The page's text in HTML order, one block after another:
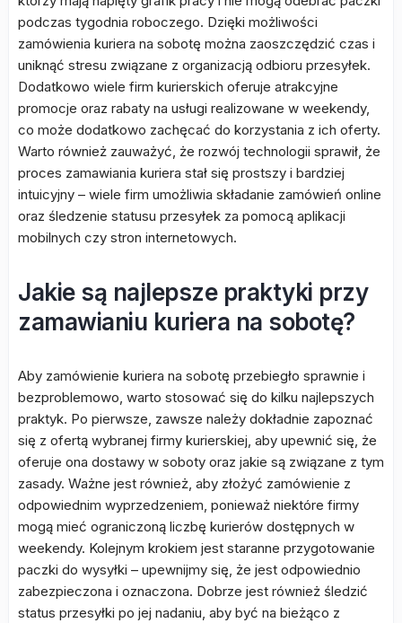
podczas tygodnia roboczego. Dzięki możliwości
zamówienia kuriera na sobotę można zaoszczędzić czas i
uniknąć stresu związane z organizacją odbioru przesyłek.
Dodatkowo wiele firm kurierskich oferuje atrakcyjne
promocje oraz rabaty na usługi realizowane w weekendy,
co może dodatkowo zachęcać do korzystania z ich oferty.
Warto również zauważyć, że rozwój technologii sprawił, że
proces zamawiania kuriera stał się prostszy i bardziej
intuicyjny – wiele firm umożliwia składanie zamówień online
oraz śledzenie statusu przesyłek za pomocą aplikacji
mobilnych czy stron internetowych.
Jakie są najlepsze praktyki przy
zamawianiu kuriera na sobotę?
Aby zamówienie kuriera na sobotę przebiegło sprawnie i
bezproblemowo, warto stosować się do kilku najlepszych
praktyk. Po pierwsze, zawsze należy dokładnie zapoznać
się z ofertą wybranej firmy kurierskiej, aby upewnić się, że
oferuje ona dostawy w soboty oraz jakie są związane z tym
zasady. Ważne jest również, aby złożyć zamówienie z
odpowiednim wyprzedzeniem, ponieważ niektóre firmy
mogą mieć ograniczoną liczbę kurierów dostępnych w
weekendy. Kolejnym krokiem jest staranne przygotowanie
paczki do wysyłki – upewnijmy się, że jest odpowiednio
zabezpieczona i oznaczona. Dobrze jest również śledzić
status przesyłki po jej nadaniu, aby być na bieżąco z